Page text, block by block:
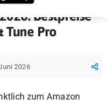
Bestpreise
Tune Pro
2026
zum Amazon